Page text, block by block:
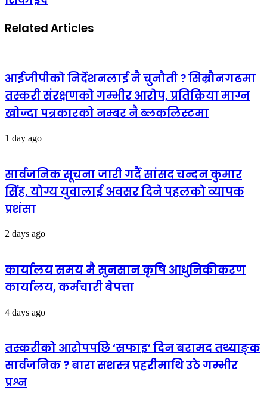
Related Articles
आईजीपीको निर्देशनलाई नै चुनौती ? सिम्रौनगढमा
तस्करी संरक्षणको गम्भीर आरोप, प्रतिक्रिया माग्न
खोज्दा पत्रकारको नम्बर नै ब्लकलिस्टमा
1 day ago
सार्वजनिक सूचना जारी गर्दै सांसद चन्दन कुमार
सिंह, योग्य युवालाई अवसर दिने पहलको व्यापक
प्रशंसा
2 days ago
कार्यालय समय मै सुनसान कृषि आधुनिकीकरण
कार्यालय, कर्मचारी बेपत्ता
4 days ago
तस्करीको आरोपपछि ‘सफाइ’ दिन बरामद तथ्याङ्क
सार्वजनिक ? बारा सशस्त्र प्रहरीमाथि उठे गम्भीर
प्रश्न